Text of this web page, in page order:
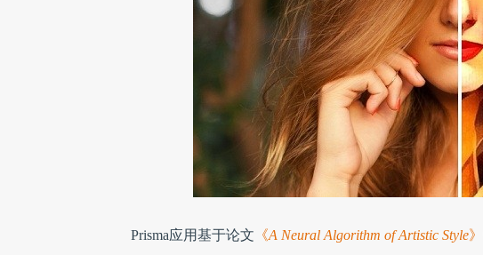
Prisma应用基于论文 《A Neural Algorithm of Artistic Style》